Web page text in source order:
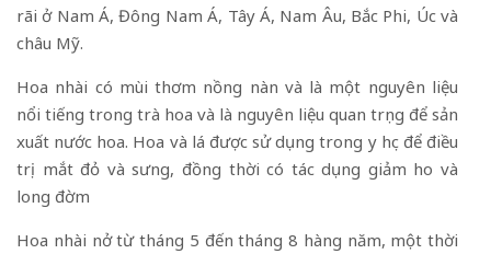
rãi ở Nam Á, Đông Nam Á, Tây Á, Nam Âu, Bắc Phi, Úc và
châu Mỹ.
Hoa nhài có mùi thơm nồng nàn và là một nguyên liệu
nổi tiếng trong trà hoa và là nguyên liệu quan trọng để sản
xuất nước hoa. Hoa và lá được sử dụng trong y học để điều
trị mắt đỏ và sưng, đồng thời có tác dụng giảm ho và
long đờm
Hoa nhài nở từ tháng 5 đến tháng 8 hàng năm, một thời